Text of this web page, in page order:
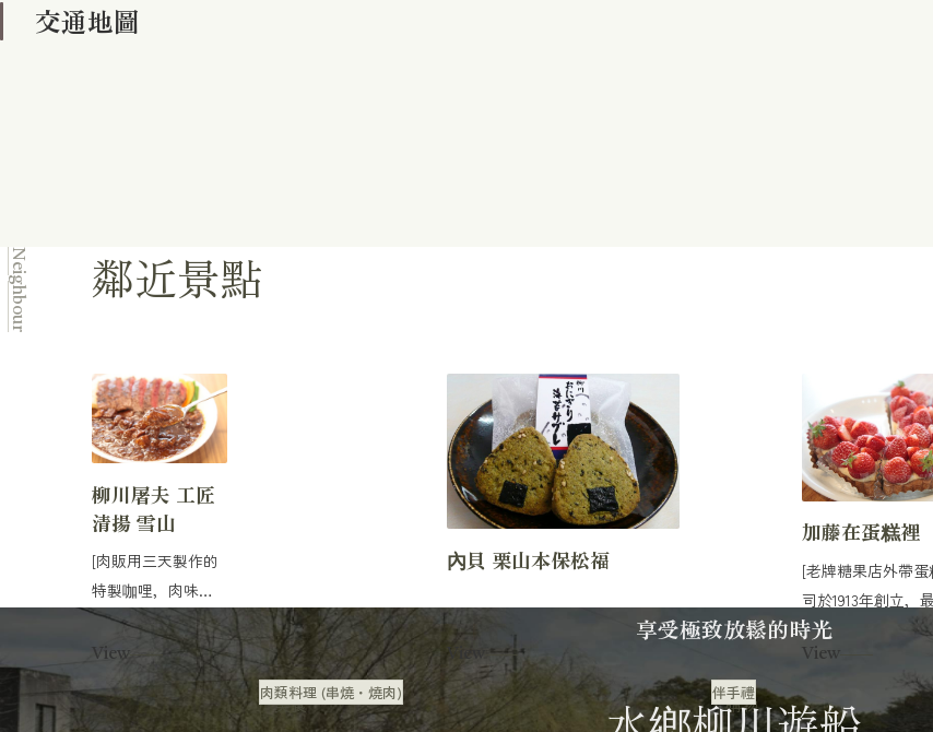
交通地圖
鄰近景點
Neighbour
柳川屠夫 工匠
清揚 雪山
[肉販用三天製作的
特製咖哩，肉味濃
郁的寶石] 位於沖畑
主街不遠處的肉
美食
肉類料理 (串燒・燒肉)
View
內貝 栗山本保松福
購物
伴手禮
View
加藤在蛋糕裡
[老牌糖果店外帶
司於1913年創立，
家糖果生意。 這是
View
享受極致放鬆的時光